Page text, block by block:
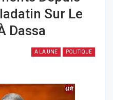
Sur Le
Dassa
A LA UNE POLITIQUE